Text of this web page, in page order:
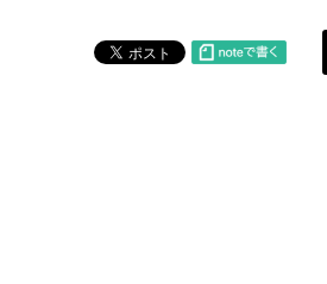
届け出や申請をしたい